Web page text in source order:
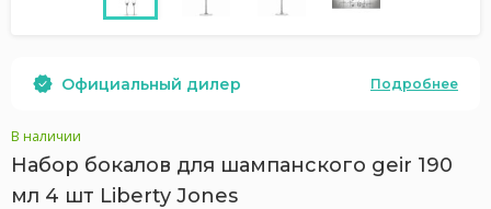
Официальный дилер Подробнее
В наличии
Набор бокалов для шампанского geir 190
мл 4 шт Liberty Jones